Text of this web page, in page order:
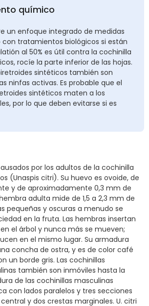
químico
un enfoque integrado de medidas
tratamientos biológicos si están
al 50% es útil contra la cochinilla
rocíe la parte inferior de las hojas.
sintéticos también son
ninfas activas. Es probable que el
sintéticos maten a los
por lo que deben evitarse si es
por los adultos de la cochinilla
(Unaspis citri). Su huevo es ovoide, de
y de aproximadamente 0,3 mm de
adulta mide de 1,5 a 2,3 mm de
pequeñas y oscuras a menudo se
en la fruta. Las hembras insertan
el árbol y nunca más se mueven;
en el mismo lugar. Su armadura
concha de ostra, y es de color café
un borde gris. Las cochinillas
también son inmóviles hasta la
de las cochinillas masculinas
con lados paralelos y tres secciones
y dos crestas marginales. U. citri